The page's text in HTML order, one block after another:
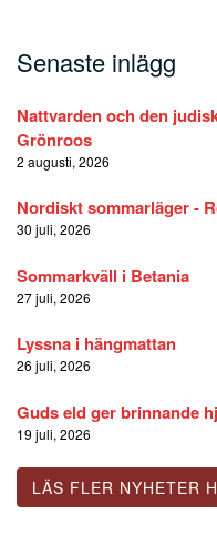
Senaste inlägg
Nattvarden och den
Grönroos
2 augusti, 2026
Nordiskt sommarläger -
30 juli, 2026
Sommarkväll i Betania
27 juli, 2026
Lyssna i hängmattan
26 juli, 2026
Guds eld ger brinnande
19 juli, 2026
LÄS FLER NYHETER